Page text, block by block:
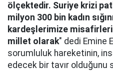
ölçektedir. Suriye krizi
milyon 300 bin kadın
kardeşlerimize
millet olarak" dedi Emine
sorumluluk hareketinin,
edecek bir tavır olduğunu